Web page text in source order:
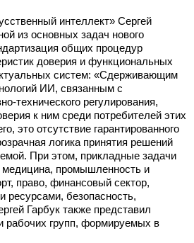
интеллект» Сергей
из основных задач нового
общих процедур
доверия и функциональных
систем: «Сдерживающим
ИИ, связанным с
технического регулирования,
к ним среди потребителей этих
это отсутствие гарантированного
логика принятия решений
При этом, прикладные задачи
промышленность и
право, финансовый сектор,
ресурсами, безопасность,
Гарбук также представил
рабочих групп, формируемых в